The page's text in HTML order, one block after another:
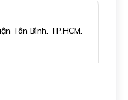
Tân Bình. TP.HCM.